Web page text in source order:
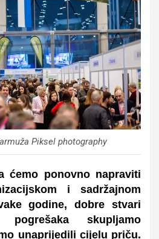
Piksel photography
ćemo ponovno napraviti
i sadržajnom
godine, dobre stvari
skupljamo
unaprijedili cijelu priču.